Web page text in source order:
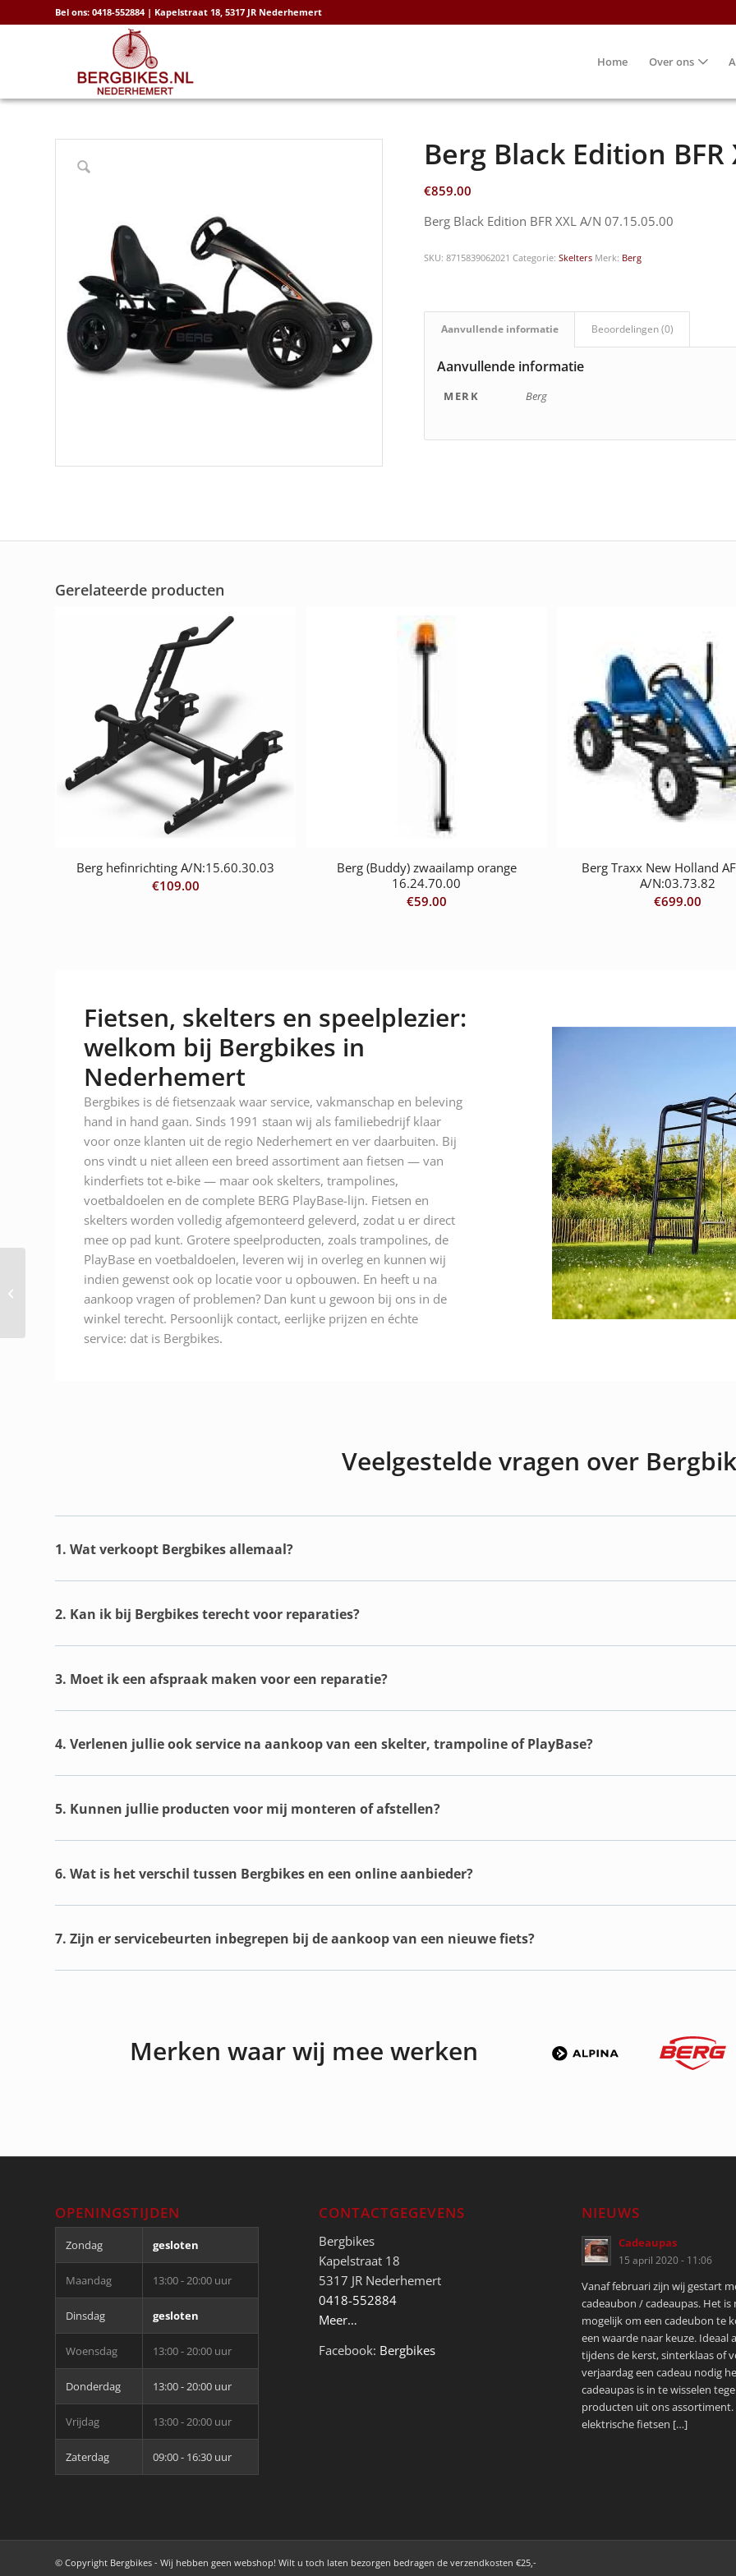
Bel ons: 0418-552884 | Kapelstraat 18, 5317 JR Nederhemert
Home Over ons
Berg Black Edition BFR
€859.00
Berg Black Edition BFR XXL A/N 07.15.05.00
SKU:8715839062021 Categorie:Skelters Merk: Berg
Aanvullende informatie Beoordelingen (0)
Aanvullende informatie
MERK Berg
Gerelateerde producten
Berg hefinrichting A/N:15.60.30.03
€109.00
Berg (Buddy) zwaailamp orange
16.24.70.00
€59.00
Berg Traxx New Holland
A/N:03.73.82
€699.00
Fietsen, skelters en speelplezier:
welkom bij Bergbikes in
Nederhemert
Bergbikes is dé fietsenzaak waar service, vakmanschap en beleving
hand in hand gaan. Sinds 1991 staan wij als familiebedrijf klaar
voor onze klanten uit de regio Nederhemert en ver daarbuiten. Bij
ons vindt u niet alleen een breed assortiment aan fietsen — van
kinderfiets tot e-bike — maar ook skelters, trampolines,
voetbaldoelen en de complete BERG PlayBase-lijn. Fietsen en
skelters worden volledig afgemonteerd geleverd, zodat u er direct
mee op pad kunt. Grotere speelproducten, zoals trampolines, de
PlayBase en voetbaldoelen, leveren wij in overleg en kunnen wij
indien gewenst ook op locatie voor u opbouwen. En heeft u na
aankoop vragen of problemen? Dan kunt u gewoon bij ons in de
winkel terecht. Persoonlijk contact, eerlijke prijzen en échte
service: dat is Bergbikes.
Veelgestelde vragen over
1. Wat verkoopt Bergbikes allemaal?
2. Kan ik bij Bergbikes terecht voor reparaties?
3. Moet ik een afspraak maken voor een reparatie?
4. Verlenen jullie ook service na aankoop van een skelter, trampoline of PlayBase?
5. Kunnen jullie producten voor mij monteren of afstellen?
6. Wat is het verschil tussen Bergbikes en een online aanbieder?
7. Zijn er servicebeurten inbegrepen bij de aankoop van een nieuwe fiets?
Merken waar wij mee werken
OPENINGSTIJDEN
Zondag gesloten
Maandag 13:00 - 20:00 uur
Dinsdag gesloten
Woensdag 13:00 - 20:00 uur
Donderdag 13:00 - 20:00 uur
Vrijdag 13:00 - 20:00 uur
Zaterdag 09:00 - 16:30 uur
CONTACTGEGEVENS
Bergbikes
Kapelstraat 18
5317 JR Nederhemert
0418-552884
Meer…
Facebook: Bergbikes
NIEUWS
Cadeaupas
15 april 2020 - 11:06
Vanaf februari zijn wij gestart
cadeaubon / cadeaupas. Het is
mogelijk om een cadeubon te
een waarde naar keuze. Ideaal
tijdens de kerst, sinterklaas of
verjaardag een cadeau nodig
cadeaupas is in te wisselen
producten uit ons assortiment.
elektrische fietsen […]
© Copyright Bergbikes - Wij hebben geen webshop! Wilt u toch laten bezorgen bedragen de verzendkosten €25,-
Berg Street-X Venom